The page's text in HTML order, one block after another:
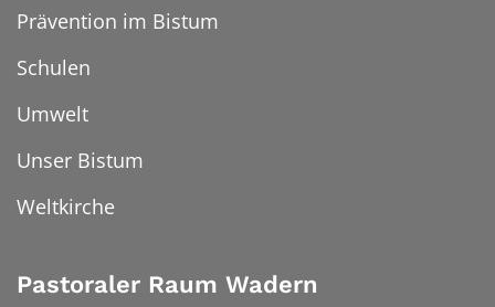
Prävention im Bistum
Schulen
Umwelt
Unser Bistum
Weltkirche
Pastoraler Raum Wadern